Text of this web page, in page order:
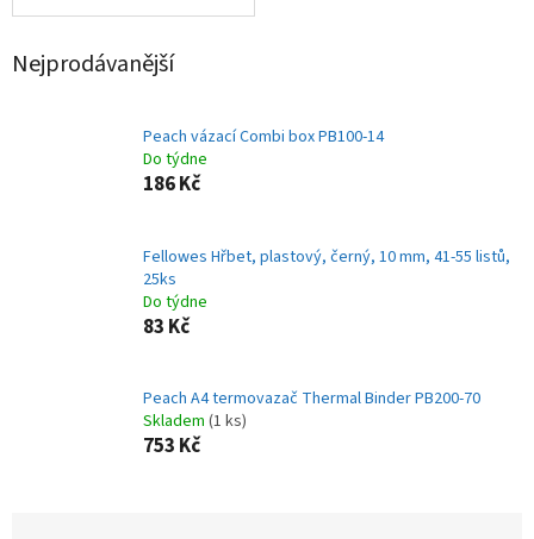
Nejprodávanější
Peach vázací Combi box PB100-14
Do týdne
186 Kč
Fellowes Hřbet, plastový, černý, 10 mm, 41-55 listů,
25ks
Do týdne
83 Kč
Peach A4 termovazač Thermal Binder PB200-70
Skladem (1 ks)
753 Kč